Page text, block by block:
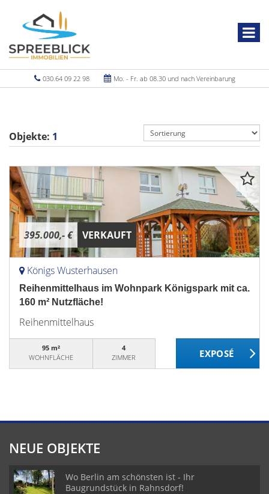
030.64 09 22 98 Mo. - Fr. ab 08.30 und nach Vereinbarung
Objekte: 1
395.000,- € VERKAUFT
Königs Wusterhausen
Reihenmittelhaus im Wohnpark Königspark mit ca.
160 m² Nutzfläche!
Reihenmittelhaus
95 m²
WOHNFLÄCHE
4
ZIMMER
NEUE OBJEKTE
Wo Berlin am schönsten ist - Ihr
Baugrundstück in Rahnsdorf!